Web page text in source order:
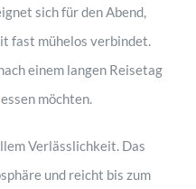
sich für den Abend,
fast mühelos verbindet.
einem langen Reisetag
möchten.
Verlässlichkeit. Das
und reicht bis zum